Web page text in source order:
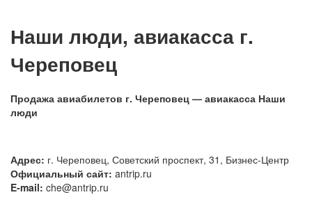
Наши люди, авиакасса г.
Череповец
Продажа авиабилетов г. Череповец — авиакасса Наши
люди
Адрес: г. Череповец, Советский проспект, 31, Бизнес-Центр
Официальный сайт: antrip.ru
E-mail: che@antrip.ru